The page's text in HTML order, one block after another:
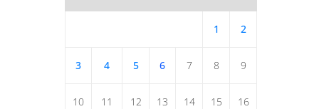
1 2
3 4 5 6 7 8 9
10 11 12 13 14 15 16